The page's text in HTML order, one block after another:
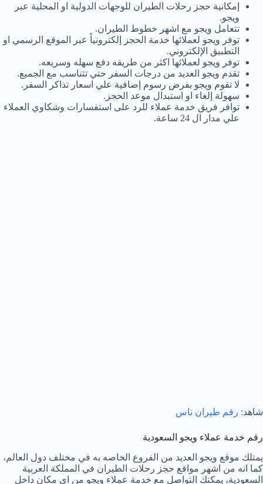
إمكانية حجز رحلات الطيران للوجهات الدولية او المحلية عبر
ويجو.
تتعامل ويجو مع اشهر خطوط الطيران.
توفر ويجو لعملائها خدمة الحجز إلكترونياً عبر الموقع الرسمي او
التطبيق الإلكتروني.
توفر ويجو لعملائها اكثر من طريقه دفع سهله وسريعه.
تقدم ويجو العديد من درجات السفر حتي تتناسب مع الجميع.
لا تقوم ويجو بفرض رسوم إضافية علي اسعار تذاكر السفر.
سهولة إلغاء او استبدال موعد الحجز.
توافر فريق خدمة عملاء للرد على استفسارات وشكاوي العملاء
علي مدار ال 24 ساعة.
شاهد: رقم طيران ناس
رقم خدمة عملاء ويجو السعودية
يمتلك موقع ويجو العديد من الفروع الخاصه به في مختلف دول العالم،
كما انه من اشهر مواقع حجز رحلات الطيران في المملكة العربية
السعودية، يمكنك التواصل مع خدمة عملاء ويجو من اي مكان داخل